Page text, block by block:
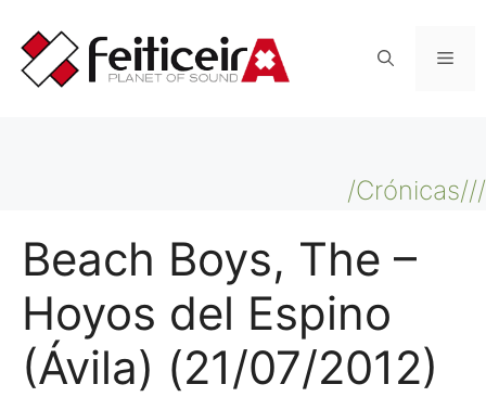
contenido
/Crónicas///
Beach Boys, The –
Hoyos del Espino
(Ávila) (21/07/2012)